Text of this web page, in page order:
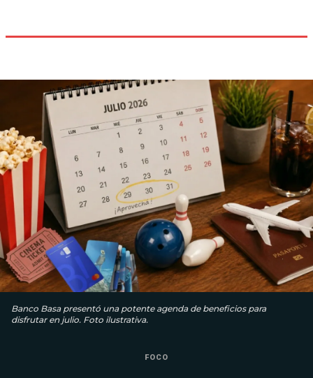
Banco Basa presentó una potente agenda de beneficios para
disfrutar en julio. Foto ilustrativa.
FOCO